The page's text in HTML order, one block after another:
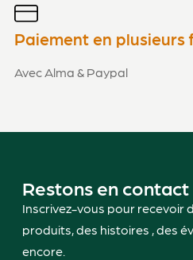
Paiement en plusieurs
Avec Alma & Paypal
Restons en contact
Inscrivez-vous pour recevoir
produits, des histoires , des
encore.